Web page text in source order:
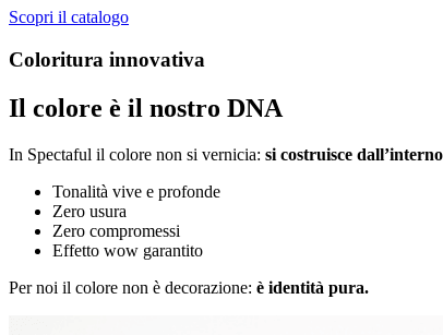
Scopri il catalogo
Coloritura innovativa
Il colore è il nostro DNA
In Spectaful il colore non si vernicia: si costruisce dall’interno
Tonalità vive e profonde
Zero usura
Zero compromessi
Effetto wow garantito
Per noi il colore non è decorazione: è identità pura.